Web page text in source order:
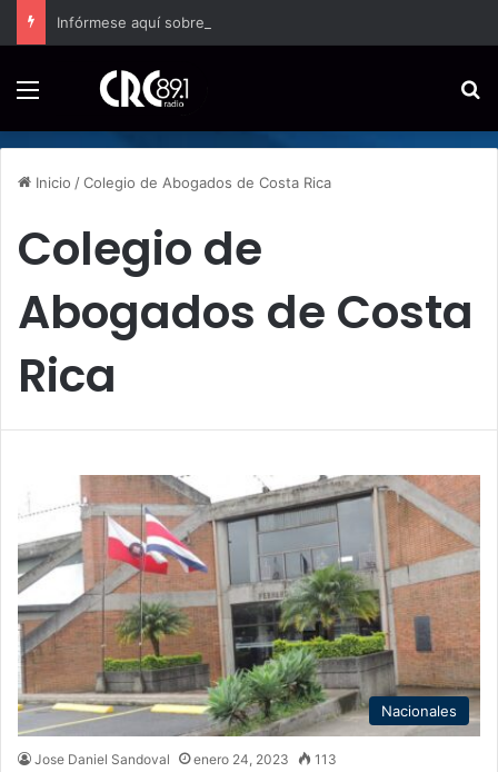
Inicio /Colegio de Abogados de Costa Rica
Colegio de
Abogados de Costa
Rica
Nacionales
Jose Daniel Sandoval enero 24, 2023 113